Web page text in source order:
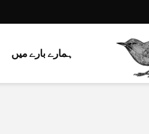
ہمارے بارے میں